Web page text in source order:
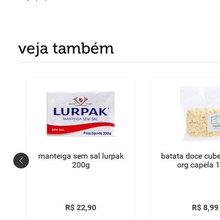
veja também
manteiga sem sal lurpak
200g
R$ 22,90
batata doce
org capela
R$ 8,99